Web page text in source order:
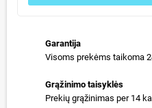
Garantija
Visoms prekėms taikoma
Grąžinimo taisyklės
Prekių grąžinimas per 14